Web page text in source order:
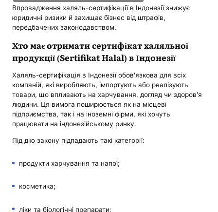
Впровадження халяль-сертифікації в Індонезії знижує
юридичні ризики й захищає бізнес від штрафів,
передбачених законодавством.
Хто має отримати сертифікат халяльної
продукції (Sertifikat Halal) в Індонезії
Халяль-сертифікація в Індонезії обов'язкова для всіх
компаній, які виробляють, імпортують або реалізують
товари, що впливають на харчування, догляд чи здоров'я
людини. Ця вимога поширюється як на місцеві
підприємства, так і на іноземні фірми, які хочуть
працювати на індонезійському ринку.
Під дію закону підпадають такі категорії:
продукти харчування та напої;
косметика;
ліки та біологічні препарати;